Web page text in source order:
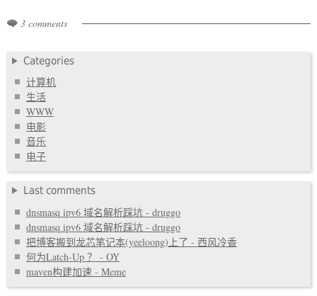
3 comments
Categories
计算机
生活
WWW
电影
音乐
电子
Last comments
dnsmasq ipv6 域名解析踩坑 - druggo
dnsmasq ipv6 域名解析踩坑 - druggo
把博客搬到龙芯笔记本(yeeloong)上了 - 西风冷香
何为Latch-Up ？ - OY
maven构建加速 - Meme